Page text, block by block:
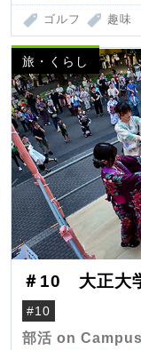
ゴルフ 趣味
旅・くらし
＃10 大正大
#10
部活 on Campus